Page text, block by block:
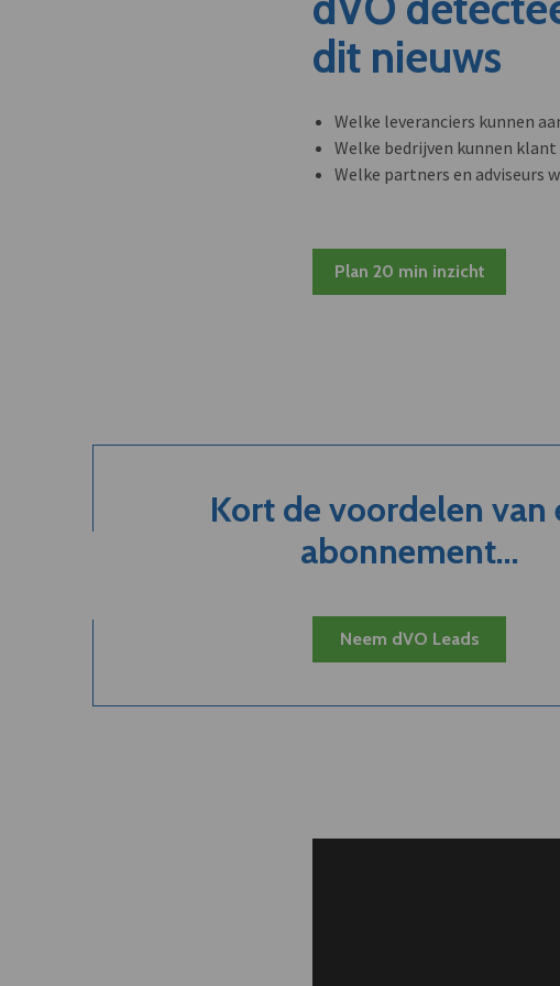
dit nieuws
Welke leveranciers kunnen
Welke bedrijven kunnen
Welke partners en adviseurs
Plan 20 min inzicht
Kort de voordelen van
abonnement...
Neem dVO Leads